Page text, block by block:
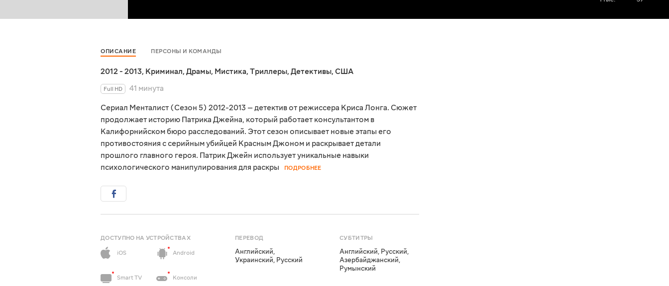
ОПИСАНИЕ ПЕРСОНЫ И КОМАНДЫ
2012 - 2013, Криминал, Драмы, Мистика, Триллеры, Детективы, США
Full HD
41 минута
Сериал Менталист (Сезон 5) 2012-2013 — детектив от режиссера Криса Лонга. Сюжет
продолжает историю Патрика Джейна, который работает консультантом в
Калифорнийском бюро расследований. Этот сезон описывает новые этапы его
противостояния с серийным убийцей Красным Джоном и раскрывает детали
прошлого главного героя. Патрик Джейн использует уникальные навыки
психологического манипулирования для раскры
ПОДРОБНЕЕ
ДОСТУПНО НА УСТРОЙСТВАХ
iOS
Android
Smart TV Консоли
ПЕРЕВОД
Английский,
Украинский, Русский
СУБТИТРЫ
Английский, Русский,
Азербайджанский,
Румынский